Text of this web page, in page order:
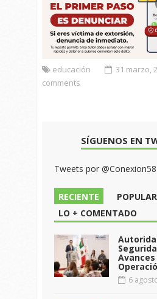
educación 31 marzo,
comments
SÍGUENOS EN
Tweets por @Conexion58
RECIENTE
POPULAR
LO + COMENTADO
Avances
6